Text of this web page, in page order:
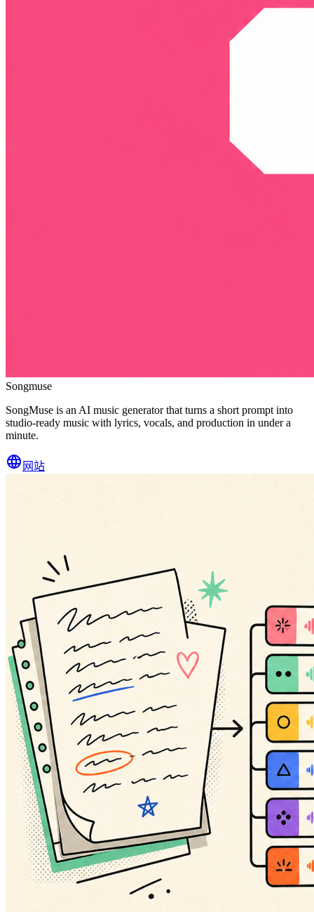
Songmuse
SongMuse is an AI music generator that turns a short prompt into
studio-ready music with lyrics, vocals, and production in under a
minute.
网站